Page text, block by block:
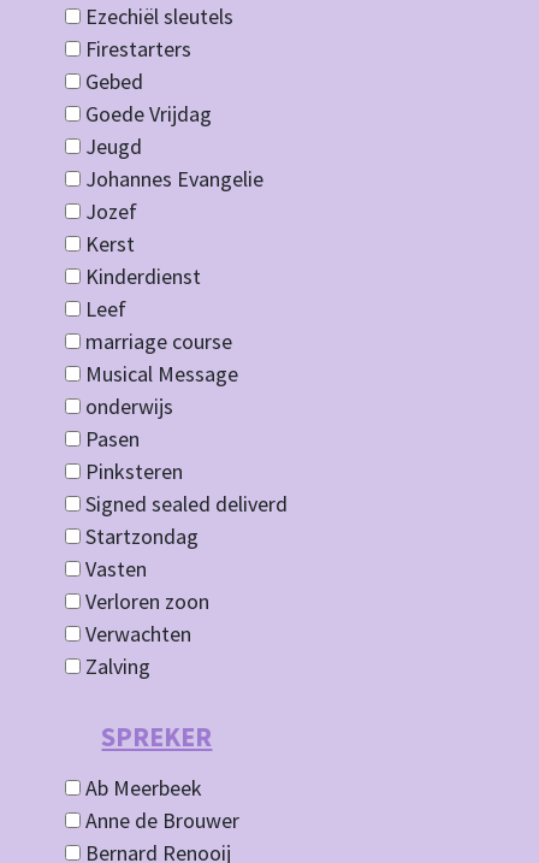
Ezechiël sleutels
Firestarters
Gebed
Goede Vrijdag
Jeugd
Johannes Evangelie
Jozef
Kerst
Kinderdienst
Leef
marriage course
Musical Message
onderwijs
Pasen
Pinksteren
Signed sealed deliverd
Startzondag
Vasten
Verloren zoon
Verwachten
Zalving
SPREKER
Ab Meerbeek
Anne de Brouwer
Bernard Renooij